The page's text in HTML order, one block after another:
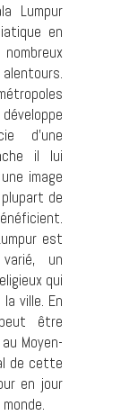
Lumpur
en
d’une
il lui
image
de
est
un
qui
ville. En
être
Moyen-
de cette
en jour